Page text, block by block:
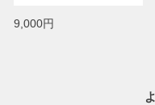
9,000円